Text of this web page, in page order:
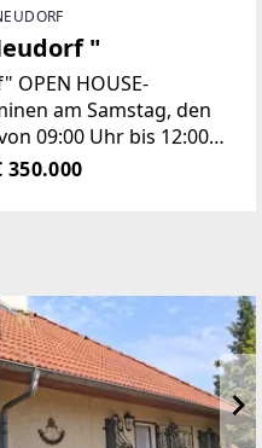
"
am Samstag, den
09:00 Uhr bis 12:00
gebeten.Der Verkauf
350.000